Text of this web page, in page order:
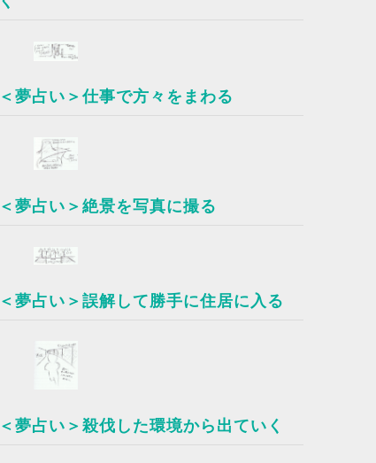
＜夢占い＞仕事で方々をまわる
＜夢占い＞絶景を写真に撮る
＜夢占い＞誤解して勝手に住居に入る
＜夢占い＞殺伐した環境から出ていく